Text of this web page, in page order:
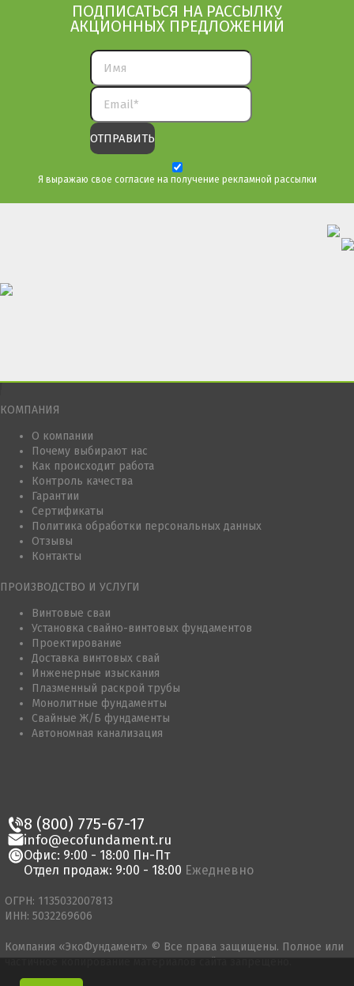
ПОДПИСАТЬСЯ НА РАССЫЛКУ
АКЦИОННЫХ ПРЕДЛОЖЕНИЙ
Я выражаю свое согласие на получение рекламной рассылки
КОМПАНИЯ
О компании
Почему выбирают нас
Как происходит работа
Контроль качества
Гарантии
Сертификаты
Политика обработки персональных данных
Отзывы
Контакты
ПРОИЗВОДСТВО И УСЛУГИ
Винтовые сваи
Установка свайно-винтовых фундаментов
Проектирование
Доставка винтовых свай
Инженерные изыскания
Плазменный раскрой трубы
Монолитные фундаменты
Свайные Ж/Б фундаменты
Автономная канализация
8 (800) 775-67-17
info@ecofundament.ru
Офис: 9:00 - 18:00 Пн-Пт
Отдел продаж: 9:00 - 18:00 Ежедневно
ОГРН: 1135032007813
ИНН: 5032269606
Компания «ЭкоФундамент» © Все права защищены. Полное или
частичное копирование материалов сайта запрещено.